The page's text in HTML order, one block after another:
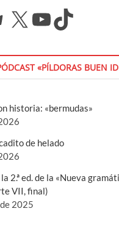
X YouTube
TikTok
«PÍLDORAS BUEN
historia: «bermudas»
de helado
2.ª ed. de la «Nueva
VII, final)
2025